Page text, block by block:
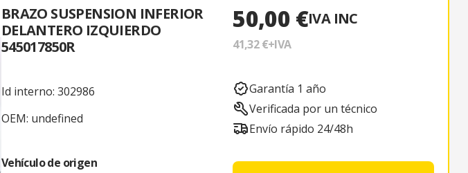
BRAZO SUSPENSION INFERIOR
DELANTERO IZQUIERDO
545017850R
Id interno: 302986
OEM: undefined
Vehículo de origen
50,00 €IVA INC
41,32 €+IVA
Garantía 1 año
Verificada por un técnico
Envío rápido 24/48h